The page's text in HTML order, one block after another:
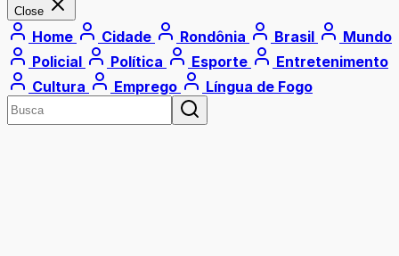
Close
Home Cidade Rondônia Brasil
Mundo
Policial
Política Esporte
Entretenimento
Cultura
Emprego Língua de Fogo